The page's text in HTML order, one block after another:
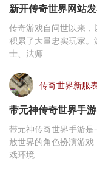
新开传奇世界网站
传奇游戏自问世以来
积累了大量忠实玩家
士、法师
传奇世界新服
带元神传奇世界手游
带元神传奇世界手游
放世界的角色扮演游
戏环境